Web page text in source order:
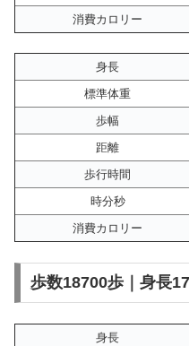
消費カロリー
身長
標準体重
歩幅
距離
歩行時間
時分秒
消費カロリー
歩数18700歩｜身長
身長